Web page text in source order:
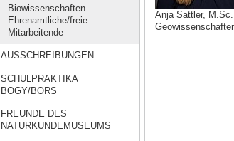
Biowissenschaften
Ehrenamtliche/freie
Mitarbeitende
AUSSCHREIBUNGEN
SCHULPRAKTIKA
BOGY/BORS
FREUNDE DES
NATURKUNDEMUSEUMS
Anja Sattler, M.Sc.